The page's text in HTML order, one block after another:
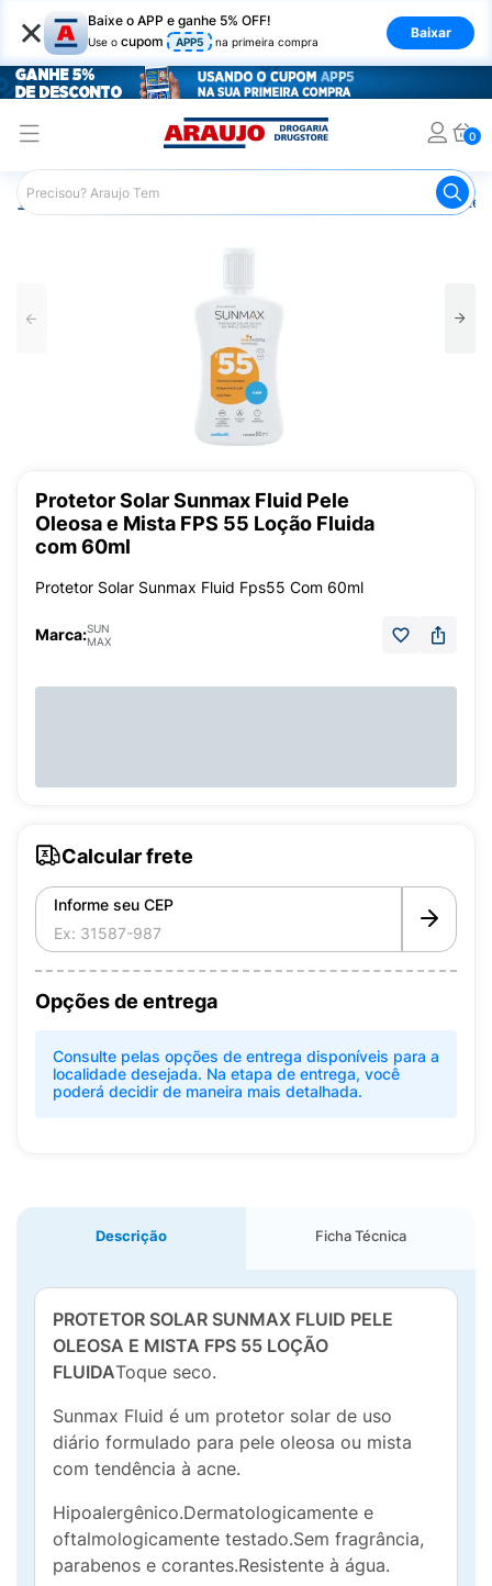
× Baixe o APP e ganhe 5% OFF!
Use o cupom APP5 na primeira compra
Baixar
0
Araujo Dermocosméticos
Protetor Solar Sunmax Fluid Pele
Oleosa e Mista FPS 55 Loção Fluida
com 60ml
Protetor Solar Sunmax Fluid Fps55 Com 60ml
Marca:SUN
MAX
Calcular frete
Informe seu CEP
Opções de entrega
Consulte pelas opções de entrega disponíveis para a
localidade desejada. Na etapa de entrega, você
poderá decidir de maneira mais detalhada.
Descrição Ficha Técnica
PROTETOR SOLAR SUNMAX FLUID PELE
OLEOSA E MISTA FPS 55 LOÇÃO
FLUIDAToque seco.
Sunmax Fluid é um protetor solar de uso
diário formulado para pele oleosa ou mista
com tendência à acne.
Hipoalergênico.Dermatologicamente e
oftalmologicamente testado.Sem fragrância,
parabenos e corantes.Resistente à água.